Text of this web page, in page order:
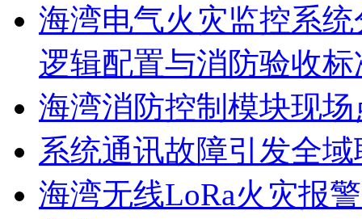
海湾电气火灾监控系
逻辑配置与消防验收标
海湾消防控制模块现
系统通讯故障引发全
海湾无线LoRa火灾报